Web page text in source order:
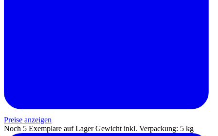
Preise anzeigen
Noch 5 Exemplare auf LagerGewicht inkl. Verpackung: 5 kg